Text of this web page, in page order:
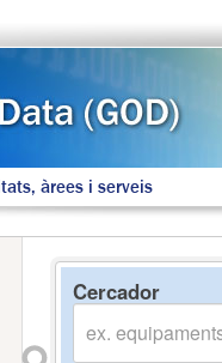
àrees i serveis
Cercador